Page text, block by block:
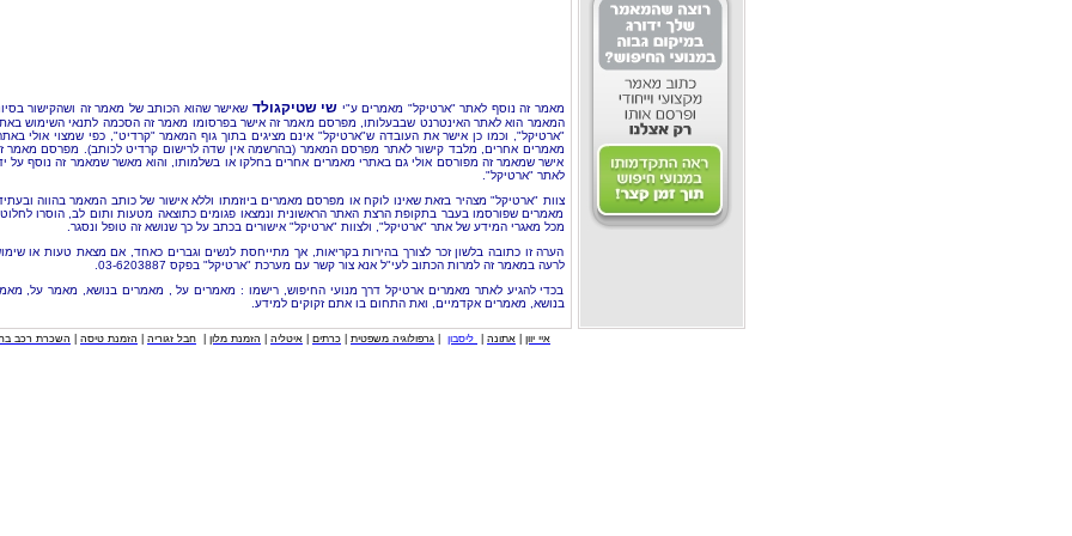
מאמר זה נוסף לאתר "ארטיקל" מאמרים ע"י שי שטיקגולד שאישר שהוא הכותב של מאמר זה ושהקישור
המאמר הוא לאתר האינטרנט שבבעלותו, מפרסם מאמר זה אישר בפרסומו מאמר זה הסכמה לתנאי השימוש
"ארטיקל", וכמו כן אישר את העובדה ש"ארטיקל" אינם מציגים בתוך גוף המאמר "קרדיט", כפי שמצוי אולי
מאמרים אחרים, מלבד קישור לאתר מפרסם המאמר (בהרשמה אין שדה לרישום קרדיט לכותב). מפרסם מאמר
אישר שמאמר זה מפורסם אולי גם באתרי מאמרים אחרים בחלקו או בשלמותו, והוא מאשר שמאמר זה נוסף על
לאתר "ארטיקל".
צוות "ארטיקל" מצהיר בזאת שאינו לוקח או מפרסם מאמרים ביוזמתו וללא אישור של כותב המאמר בהווה
מאמרים שפורסמו בעבר בתקופת הרצת האתר הראשונית ונמצאו פגומים כתוצאה מטעות ותום לב, הוסרו
מכל מאגרי המידע של אתר "ארטיקל", ולצוות "ארטיקל" אישורים בכתב על כך שנושא זה טופל ונסגר.
הערה זו כתובה בלשון זכר לצורך בהירות בקריאות, אך מתייחסת לנשים וגברים כאחד, אם מצאת טעות או
לרעה במאמר זה למרות הכתוב לעי"ל אנא צור קשר עם מערכת "ארטיקל" בפקס 03-6203887.
בכדי להגיע לאתר מאמרים ארטיקל דרך מנועי החיפוש, רישמו : מאמרים על , מאמרים בנושא, מאמר על,
בנושא, מאמרים אקדמיים, ואת התחום בו אתם זקוקים למידע.
איי יוון אתונה ליסבון גרפולוגיה משפטית כרתים איטליה הזמנת מלון חבל זגוריה הזמנת טיסה השכרת רכב